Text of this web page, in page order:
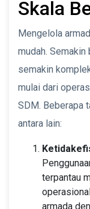
Skala
Mengelola
mudah. Semakin
semakin
mulai dari
SDM. Beberapa
antara lain:
terpantau
armada